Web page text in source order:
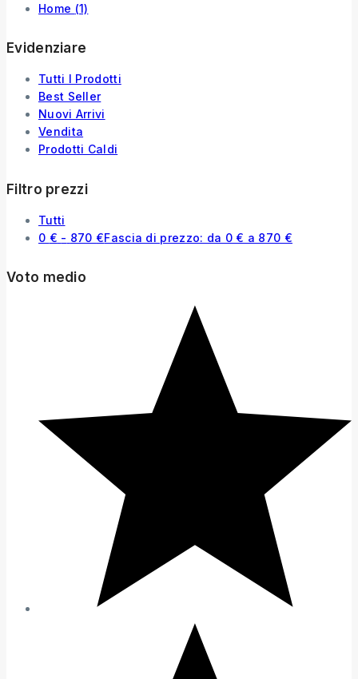
Home (1)
Evidenziare
Tutti I Prodotti
Best Seller
Nuovi Arrivi
Vendita
Prodotti Caldi
Filtro prezzi
Tutti
0 € - 870 €Fascia di prezzo: da 0 € a 870 €
Voto medio